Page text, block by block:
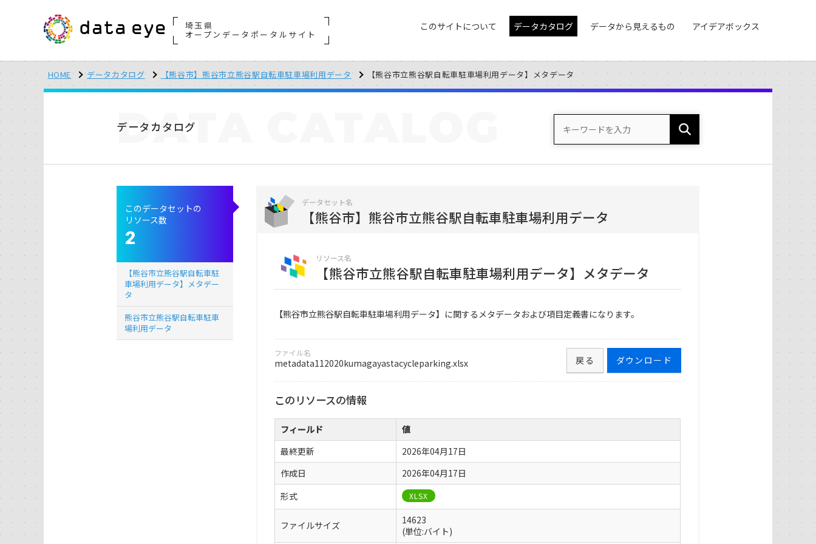
埼玉県
オープンデータポータルサイト
このサイトについて データカタログ データから見えるもの アイデアボックス
HOME データカタログ 【熊谷市】熊谷市立熊谷駅自転車駐車場利用データ 【熊谷市立熊谷駅自転車駐車場利用データ】メタデータ
データカタログ
DATA
データセット名
【熊谷市】熊谷市立熊谷駅自転車駐車場利用データ
リソース名
【熊谷市立熊谷駅自転車駐車場利用データ】メタデータ
【熊谷市立熊谷駅自転車駐車場利用データ】に関するメタデータおよび項目定義書になります。
ファイル名
metadata112020kumagayastacycleparking.xlsx ダウンロード
戻る
このリソースの情報
フィールド
値
最終更新
2026年04月17日
作成日
2026年04月17日
形式
XLSX
ファイルサイズ
14623
(単位:バイト)
このデータセットの
リソース数
2
【熊谷市立熊谷駅自転車駐
車場利用データ】メタデー
タ
熊谷市立熊谷駅自転車駐車
場利用データ